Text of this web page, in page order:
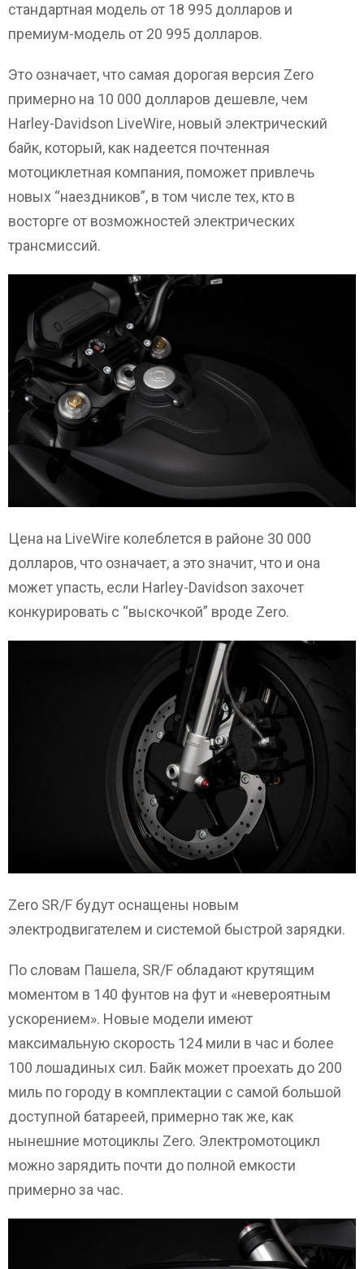
стандартная модель от 18 995 долларов и
премиум-модель от 20 995 долларов.
Это означает, что самая дорогая версия Zero
примерно на 10 000 долларов дешевле, чем
Harley-Davidson LiveWire, новый электрический
байк, который, как надеется почтенная
мотоциклетная компания, поможет привлечь
новых “наездников”, в том числе тех, кто в
восторге от возможностей электрических
трансмиссий.
Цена на LiveWire колеблется в районе 30 000
долларов, что означает, а это значит, что и она
может упасть, если Harley-Davidson захочет
конкурировать с “выскочкой” вроде Zero.
Zero SR/F будут оснащены новым
электродвигателем и системой быстрой зарядки.
По словам Пашела, SR/F обладают крутящим
моментом в 140 фунтов на фут и «невероятным
ускорением». Новые модели имеют
максимальную скорость 124 мили в час и более
100 лошадиных сил. Байк может проехать до 200
миль по городу в комплектации с самой большой
доступной батареей, примерно так же, как
нынешние мотоциклы Zero. Электромотоцикл
можно зарядить почти до полной емкости
примерно за час.